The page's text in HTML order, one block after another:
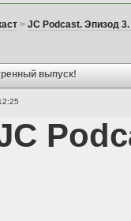
> JC Podcast. Эпизод
выпуск!